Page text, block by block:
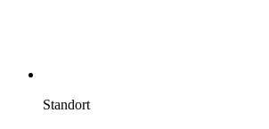
Standort